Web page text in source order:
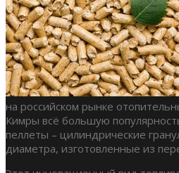
на российском рынке
Кимры всё большую
пеллеты – цилиндрические
диаметра, изготовленные из